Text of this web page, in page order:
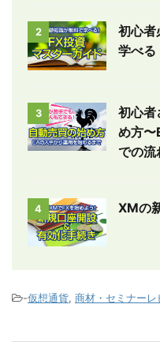
2
初心者
学べる
3
初心者
め方〜
での流
4 XMの
-仮想通貨, 商材・セミナーレ